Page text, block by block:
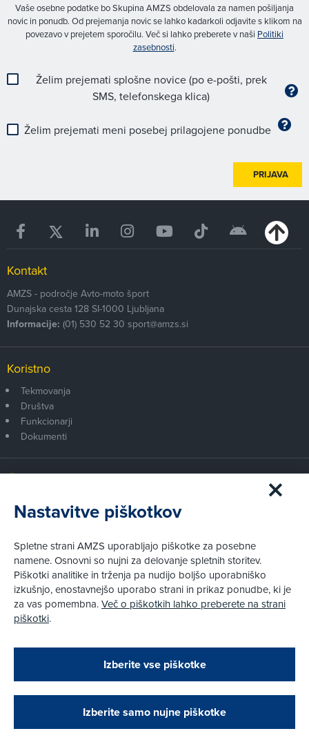
Zapri
Podarjamo vam 10 €!
Obstoječi in novi AMZS člani, ki boste v AMZS
opravili registracijo vozila, boste prejeli
vrednostno darilno kartico z dobroimetjem v višini
Vaše osebne podatke bo Skupina AMZS obdelovala za namen pošiljanja
novic in ponudb. Od prejemanja novic se lahko kadarkoli odjavite s klikom na
povezavo v prejetem sporočilu. Več si lahko preberete v naši Politiki
zasebnosti.
Želim prejemati splošne novice (po e-pošti, prek
SMS, telefonskega klica)
Želim prejemati meni posebej prilagojene ponudbe
PRIJAVA
Kontakt
AMZS - področje Avto-moto šport
Dunajska cesta 128 SI-1000 Ljubljana
Informacije: (01) 530 52 30 sport@amzs.si
Koristno
Tekmovanja
Društva
Funkcionarji
Dokumenti
Postanite član AMZS
Zakaj (p)ostati član?
Kako vam pomagamo
Pravni vidiki
Piškotki
Pravno obvestilo
Pri spletni včlanitvi so podprta naslednja plačilna sredstva:
Nastavitve piškotkov
Spletne strani AMZS uporabljajo piškotke za posebne
namene. Osnovni so nujni za delovanje spletnih storitev.
Piškotki analitike in trženja pa nudijo boljšo uporabniško
izkušnjo, enostavnejšo uporabo strani in prikaz ponudbe, ki je
za vas pomembna.Več o piškotkih lahko preberete na strani
piškotki.
Izberite vse piškotke
Izberite samo nujne piškotke